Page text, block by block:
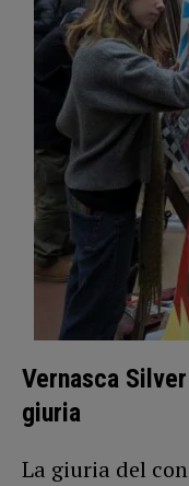
Vernasca
giuria
La giuria del